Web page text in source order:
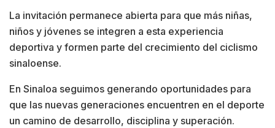
La invitación permanece abierta para que más niñas,
niños y jóvenes se integren a esta experiencia
deportiva y formen parte del crecimiento del ciclismo
sinaloense.
En Sinaloa seguimos generando oportunidades para
que las nuevas generaciones encuentren en el deporte
un camino de desarrollo, disciplina y superación.